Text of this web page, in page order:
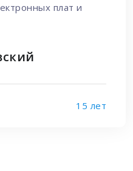
плат и
15 лет